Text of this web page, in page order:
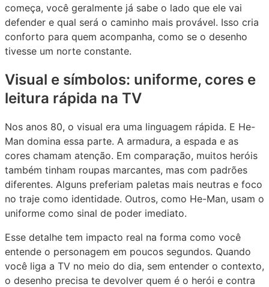
começa, você geralmente já sabe o lado que ele vai
defender e qual será o caminho mais provável. Isso cria
conforto para quem acompanha, como se o desenho
tivesse um norte constante.
Visual e símbolos: uniforme, cores e
leitura rápida na TV
Nos anos 80, o visual era uma linguagem rápida. E He-
Man domina essa parte. A armadura, a espada e as
cores chamam atenção. Em comparação, muitos heróis
também tinham roupas marcantes, mas com padrões
diferentes. Alguns preferiam paletas mais neutras e foco
no traje como identidade. Outros, como He-Man, usam o
uniforme como sinal de poder imediato.
Esse detalhe tem impacto real na forma como você
entende o personagem em poucos segundos. Quando
você liga a TV no meio do dia, sem entender o contexto,
o desenho precisa te devolver quem é o herói e contra